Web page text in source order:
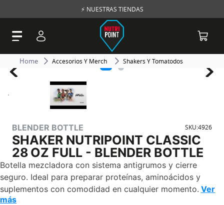
⚡ NUESTRAS TIENDAS
Accesorios Y Merch Shakers Y Tomatodos
BLENDER BOTTLE SKU:4926
SHAKER NUTRIPOINT CLASSIC
28 OZ FULL - BLENDER BOTTLE
Botella mezcladora con sistema antigrumos y cierre
seguro. Ideal para preparar proteínas, aminoácidos y
suplementos con comodidad en cualquier momento. Ver
más